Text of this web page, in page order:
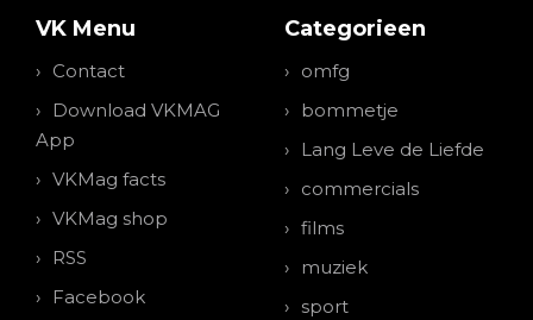
VK Menu
Contact
Download VKMAG
App
VKMag facts
VKMag shop
RSS
Facebook
Categorieen
omfg
bommetje
Lang Leve de Liefde
commercials
films
muziek
sport